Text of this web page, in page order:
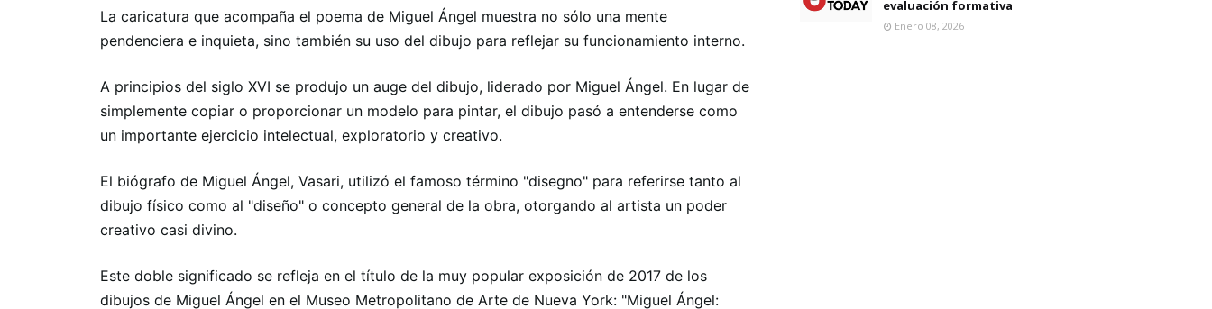
La caricatura que acompaña el poema de Miguel Ángel muestra no sólo una mente
pendenciera e inquieta, sino también su uso del dibujo para reflejar su funcionamiento interno.
A principios del siglo XVI se produjo un auge del dibujo, liderado por Miguel Ángel. En lugar de
simplemente copiar o proporcionar un modelo para pintar, el dibujo pasó a entenderse como
un importante ejercicio intelectual, exploratorio y creativo.
El biógrafo de Miguel Ángel, Vasari, utilizó el famoso término "disegno" para referirse tanto al
dibujo físico como al "diseño" o concepto general de la obra, otorgando al artista un poder
creativo casi divino.
Este doble significado se refleja en el título de la muy popular exposición de 2017 de los
dibujos de Miguel Ángel en el Museo Metropolitano de Arte de Nueva York: "Miguel Ángel:
evaluación formativa
Enero 08, 2026